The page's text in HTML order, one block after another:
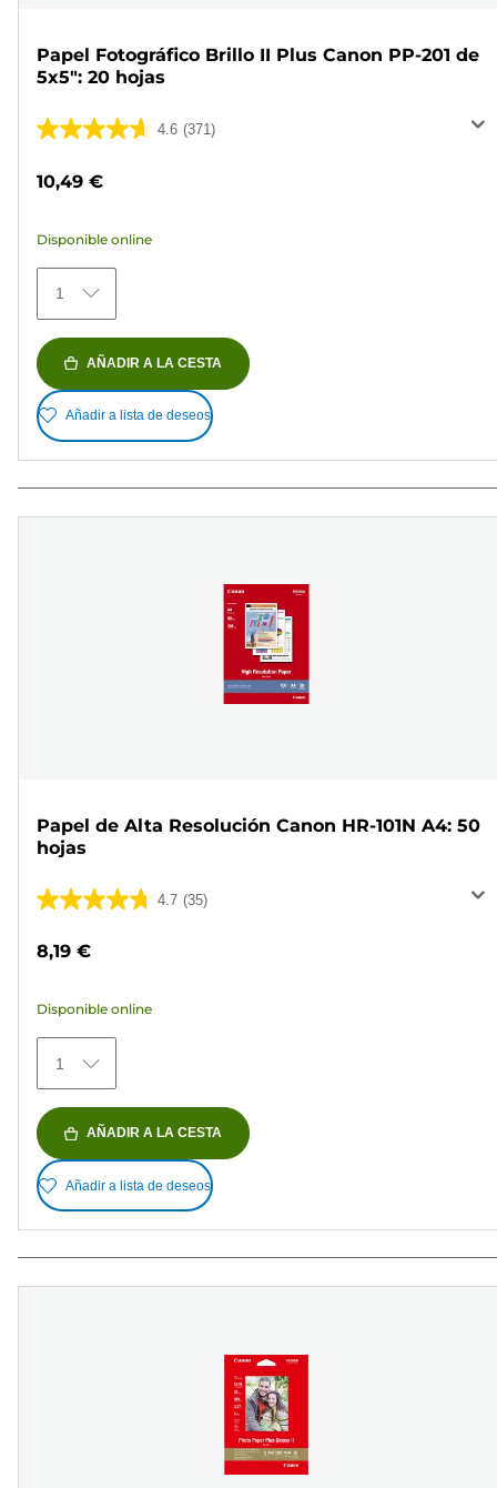
Papel Fotográfico Brillo II Plus Canon PP-201 de
5x5": 20 hojas
4.6 (371)
4.6
5
371
reseñas
10,49 €
Disponible online
1
AÑADIR A LA CESTA
Añadir a lista de deseos
Papel de Alta Resolución Canon HR-101N A4: 50
hojas
4.7 (35)
4.7
5
35
reseñas
8,19 €
Disponible online
1
AÑADIR A LA CESTA
Añadir a lista de deseos